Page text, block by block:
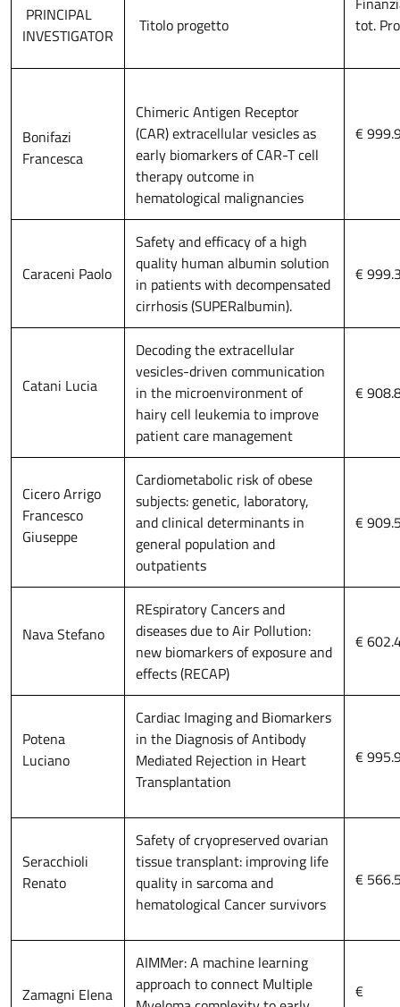
PRINCIPAL
INVESTIGATOR
Titolo progetto
tot.
Bonifazi
Francesca
Chimeric Antigen Receptor
(CAR) extracellular vesicles as
early biomarkers of CAR-T cell
therapy outcome in
hematological malignancies
€
Caraceni Paolo
Safety and efficacy of a high
quality human albumin solution
in patients with decompensated
cirrhosis (SUPERalbumin).
€
Catani Lucia
Decoding the extracellular
vesicles-driven communication
in the microenvironment of
hairy cell leukemia to improve
patient care management
€
Cicero Arrigo
Francesco
Giuseppe
Cardiometabolic risk of obese
subjects: genetic, laboratory,
and clinical determinants in
general population and
outpatients
€
Nava Stefano
REspiratory Cancers and
diseases due to Air Pollution:
new biomarkers of exposure and
effects (RECAP)
€
Potena
Luciano
Cardiac Imaging and Biomarkers
in the Diagnosis of Antibody
Mediated Rejection in Heart
Transplantation
€
Seracchioli
Renato
Safety of cryopreserved ovarian
tissue transplant: improving life
quality in sarcoma and
hematological Cancer survivors
€
Zamagni Elena
AIMMer: A machine learning
approach to connect Multiple
€